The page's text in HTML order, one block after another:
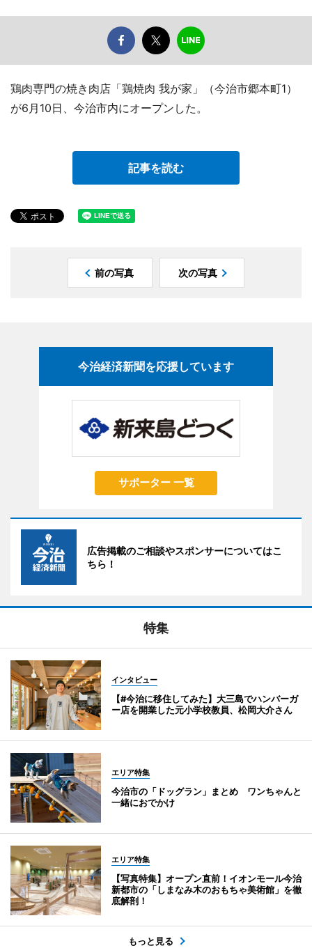
鶏肉専門の焼き肉店「鶏焼肉 我が家」（今治市郷本町1）
が6月10日、今治市内にオープンした。
記事を読む
前の写真 次の写真
今治経済新聞を応援しています
サポーター 一覧
広告掲載のご相談やスポンサーについてはこ
ちら！
特集
インタビュー
【#今治に移住してみた】大三島でハンバーガ
ー店を開業した元小学校教員、松岡大介さん
エリア特集
今治市の「ドッグラン」まとめ ワンちゃんと
一緒におでかけ
エリア特集
【写真特集】オープン直前！イオンモール今治
新都市の「しまなみ木のおもちゃ美術館」を徹
底解剖！
もっと見る